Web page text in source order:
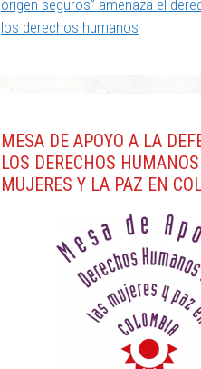
origen seguros” amenaza el
los derechos humanos
MESA DE APOYO A LA
LOS DERECHOS
MUJERES Y LA PAZ EN